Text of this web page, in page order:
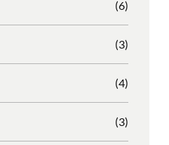
(6)
(3)
(4)
(3)